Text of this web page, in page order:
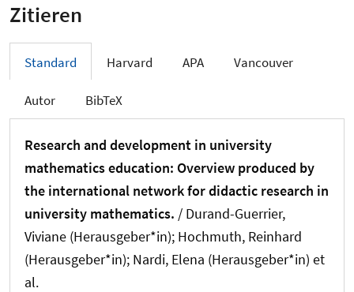
Zitieren
Standard Harvard APA Vancouver
Autor BibTeX
Research and development in university
mathematics education: Overview produced by
the international network for didactic research in
university mathematics. / Durand-Guerrier,
Viviane (Herausgeber*in); Hochmuth, Reinhard
(Herausgeber*in); Nardi, Elena (Herausgeber*in) et
al.